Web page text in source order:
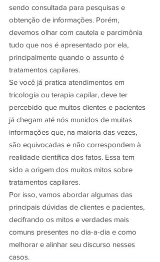
sendo consultada para pesquisas e
obtenção de informações. Porém,
devemos olhar com cautela e parcimônia
tudo que nos é apresentado por ela,
principalmente quando o assunto é
tratamentos capilares.
Se você já pratica atendimentos em
tricologia ou terapia capilar, deve ter
percebido que muitos clientes e pacientes
já chegam até nós munidos de muitas
informações que, na maioria das vezes,
são equivocadas e não correspondem à
realidade científica dos fatos. Essa tem
sido a origem dos muitos mitos sobre
tratamentos capilares.
Por isso, vamos abordar algumas das
principais dúvidas de clientes e pacientes,
decifrando os mitos e verdades mais
comuns presentes no dia-a-dia e como
melhorar e alinhar seu discurso nesses
casos.